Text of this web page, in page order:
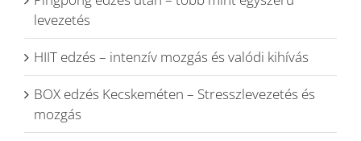
levezetés
HIIT edzés – intenzív mozgás és valódi kihívás
BOX edzés Kecskeméten – Stresszlevezetés és
mozgás